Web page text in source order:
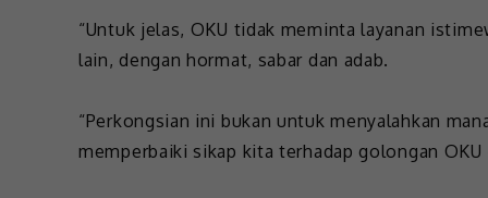
“Untuk jelas, OKU tidak meminta layanan
lain, dengan hormat, sabar dan adab.
“Perkongsian ini bukan untuk menyalahkan
memperbaiki sikap kita terhadap golongan